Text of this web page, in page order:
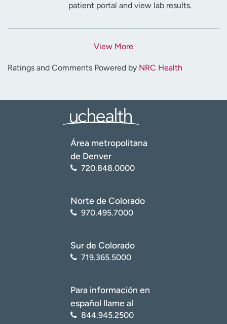
patient portal and view lab results.
View More
Ratings and Comments Powered by NRC Health
Área metropolitana
de Denver
720.848.0000
Norte de Colorado
970.495.7000
Sur de Colorado
719.365.5000
Para información en
español llame al
844.945.2500